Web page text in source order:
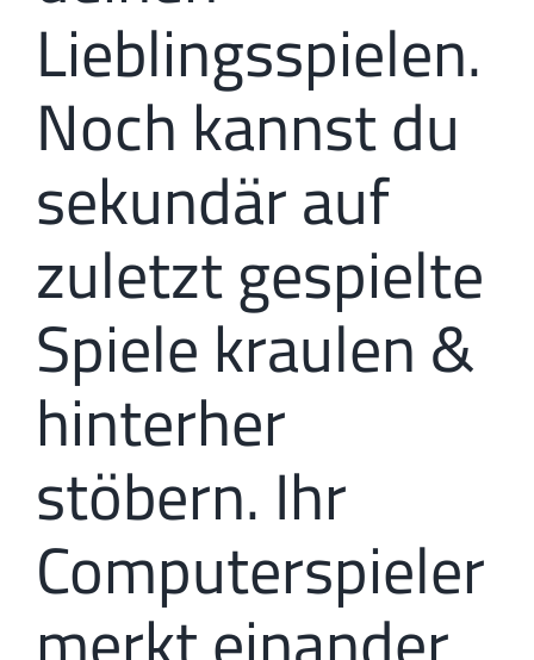
Lieblingsspielen.
Noch kannst du
sekundär auf
zuletzt gespielte
Spiele kraulen &
hinterher
stöbern. Ihr
Computerspieler